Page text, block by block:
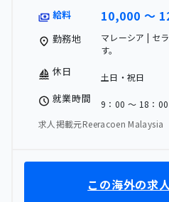
給料 10,000 〜
勤務地
マレーシア | セ
す。
休日 土日・祝日
就業時間
9：00 〜 18：00
求人掲載元Reeracoen Malaysia
この海外の求